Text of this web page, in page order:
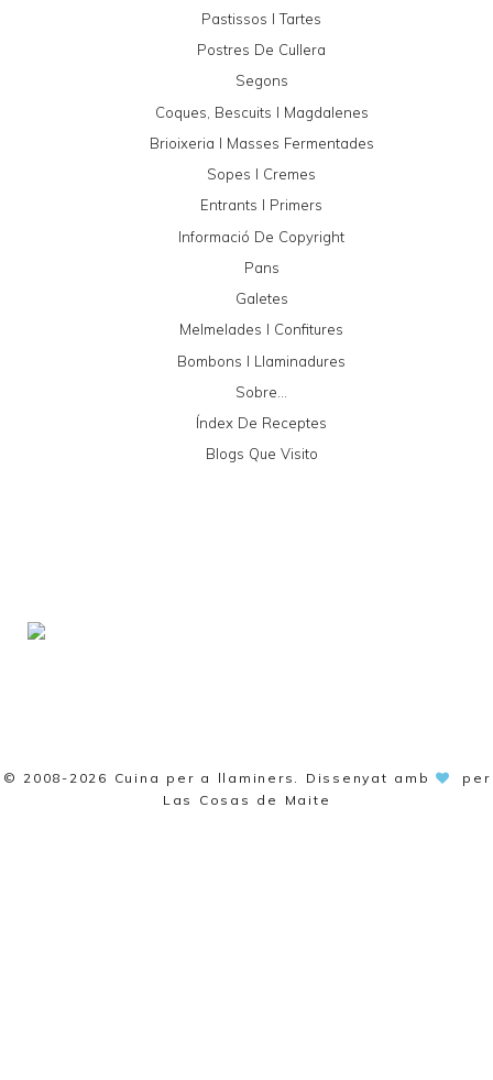
Pastissos I Tartes
Postres De Cullera
Segons
Coques, Bescuits I Magdalenes
Brioixeria I Masses Fermentades
Sopes I Cremes
Entrants I Primers
Informació De Copyright
Pans
Galetes
Melmelades I Confitures
Bombons I Llaminadures
Sobre...
Índex De Receptes
Blogs Que Visito
© 2008-2026 Cuina per a llaminers . Dissenyat amb
per
Las Cosas de Maite